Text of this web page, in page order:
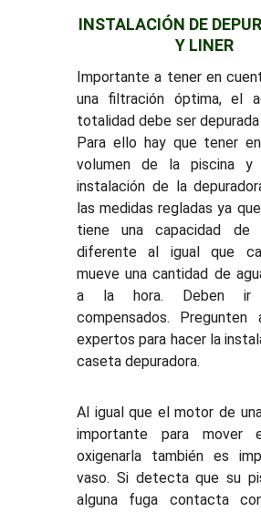
Importante a tener en
una filtración óptima, el
totalidad debe ser depurada
Para ello hay que tener
volumen de la piscina y
instalación de la
las medidas regladas ya
tiene una capacidad de
diferente al igual que
mueve una cantidad de
a la hora. Deben ir
compensados. Pregunten
expertos para hacer la
caseta depuradora.
Al igual que el motor de
importante para mover
oxigenarla también es
vaso. Si detecta que su
alguna fuga contacta
INSTALACIÓN DE
Y LINER